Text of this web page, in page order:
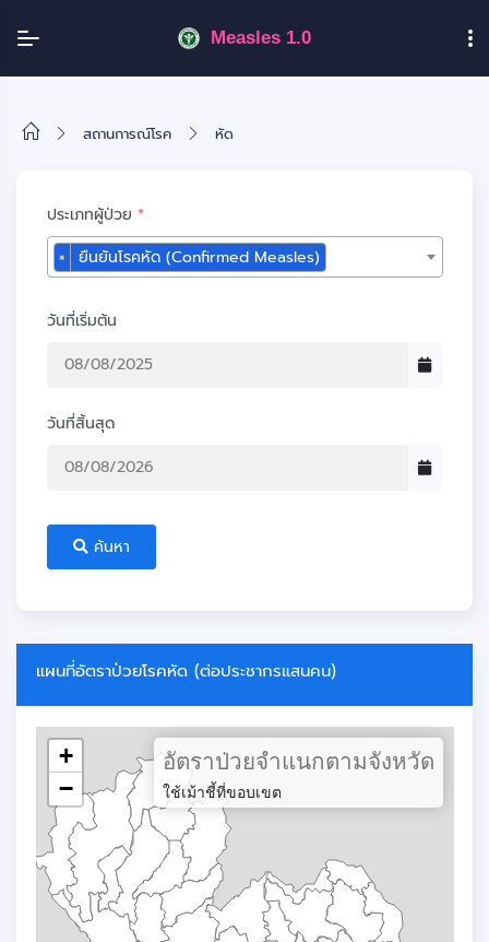
Measles 1.0
สถานการณ์โรค หัด
ประเภทผู้ป่วย *
×
ยืนยันโรคหัด (Confirmed Measles)
วันที่เริ่มต้น
วันที่สิ้นสุด
ค้นหา
แผนที่อัตราป่วยโรคหัด (ต่อประชากรแสนคน)
+
−
อัตราป่วยจำแนกตามจังหวัด
ใช้เม้าชี้ที่ขอบเขต